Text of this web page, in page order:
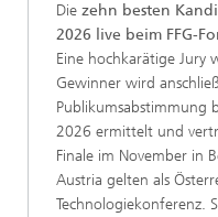
Die zehn besten
2026 live beim FFG-
Eine hochkarätige Jury
Gewinner wird
Publikumsabstimmung
2026 ermittelt und
Finale im November in
Austria gelten als
Technologiekonferenz.